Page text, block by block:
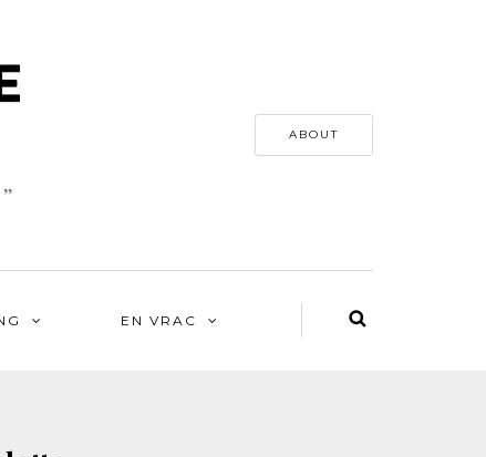
ABOUT
EN VRAC